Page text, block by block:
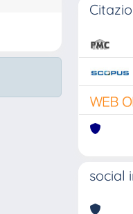
social